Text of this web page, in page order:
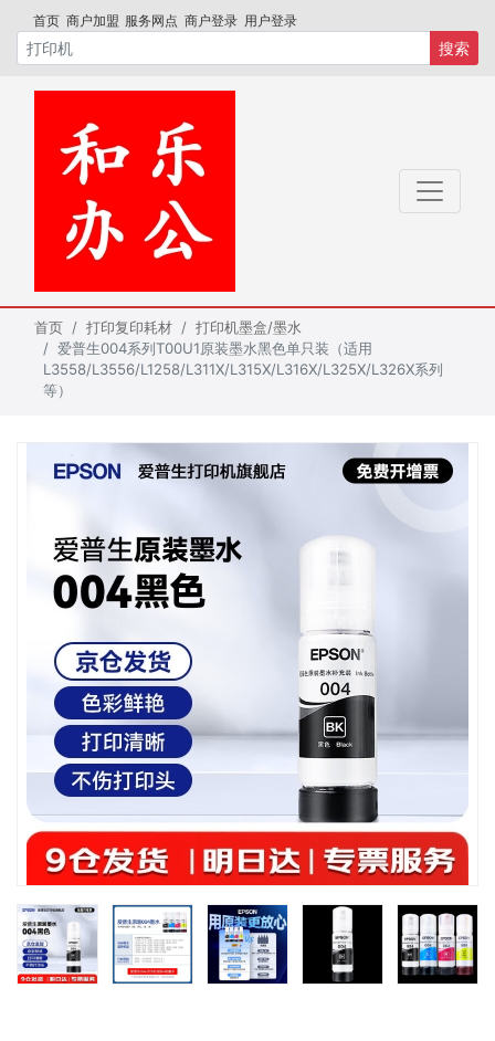
首页 商户加盟 服务网点 商户登录 用户登录
搜索
首页 打印复印耗材
打印机墨盒/墨水
爱普生004系列T00U1原装墨水黑色单只装（适用
L3558/L3556/L1258/L311X/L315X/L316X/L325X/L326X系列
等）